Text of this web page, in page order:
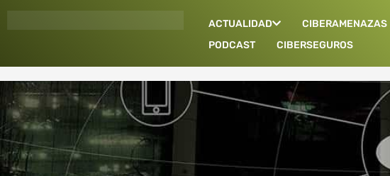
ACTUALIDAD CIBERAMENAZAS
PODCAST
CIBERSEGUROS